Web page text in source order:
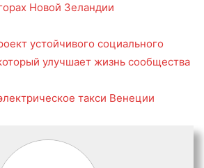
Новой Зеландии
устойчивого социального
улучшает жизнь сообщества
такси Венеции